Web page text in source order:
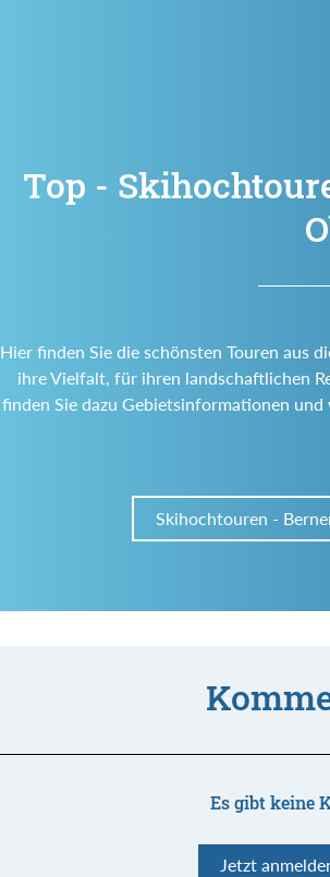
Top -
Hier finden Sie die schönsten Touren aus
ihre Vielfalt, für ihren landschaftlichen
finden Sie dazu Gebietsinformationen
Skihochtouren -
Es gibt keine
Jetzt